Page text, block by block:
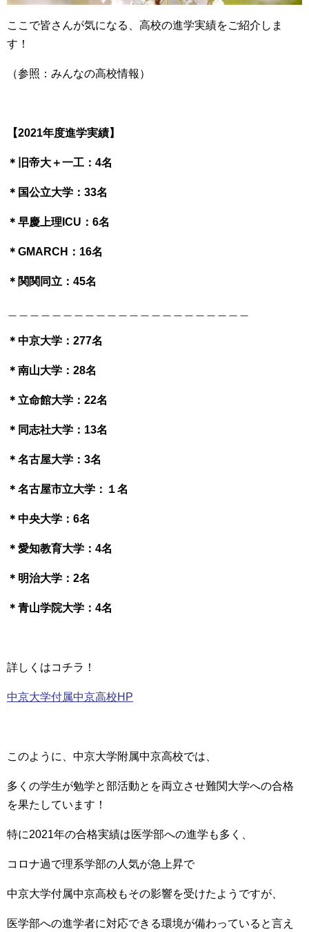
ここで皆さんが気になる、高校の進学実績をご紹介しま
す！
（参照：みんなの高校情報）
【2021年度進学実績】
＊旧帝大＋一工：4名
＊国公立大学：33名
＊早慶上理ICU：6名
＊GMARCH：16名
＊関関同立：45名
＊中京大学：277名
＊南山大学：28名
＊立命館大学：22名
＊同志社大学：13名
＊名古屋大学：3名
＊名古屋市立大学：１名
＊中央大学：6名
＊愛知教育大学：4名
＊明治大学：2名
＊青山学院大学：4名
詳しくはコチラ！
中京大学付属中京高校HP
このように、中京大学附属中京高校では、
多くの学生が勉学と部活動とを両立させ難関大学への合格
を果たしています！
特に2021年の合格実績は医学部への進学も多く、
コロナ過で理系学部の人気が急上昇で
中京大学付属中京高校もその影響を受けたようですが、
医学部への進学者に対応できる環境が備わっていると言え